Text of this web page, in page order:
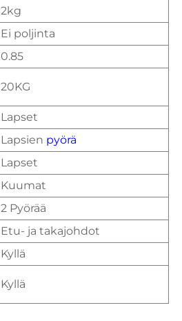
2kg
Ei poljinta
0.85
20KG
Lapset
Lapsien pyörä
Lapset
Kuumat
2 Pyörää
Etu- ja takajohdot
Kyllä
Kyllä